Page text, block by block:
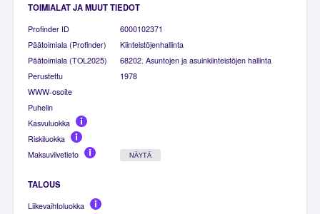
TOIMIALAT JA MUUT TIEDOT
Profinder ID
6000102371
Päätoimiala (Profinder)
Kiinteistöjenhallinta
Päätoimiala (TOL2025)
68202. Asuntojen ja asuinkiinteistöjen hallinta
Perustettu
1978
WWW-osoite
Puhelin
Kasvuluokka
Riskiluokka
Maksuviivetieto
NÄYTÄ
TALOUS
Liikevaihtoluokka